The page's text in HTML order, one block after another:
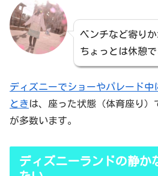
ベンチなど寄り
ちょっとは休憩
ディズニーでショーやパレード中
とき は、座った状態（体育座り）
が多数います。
ディズニーランドの静か